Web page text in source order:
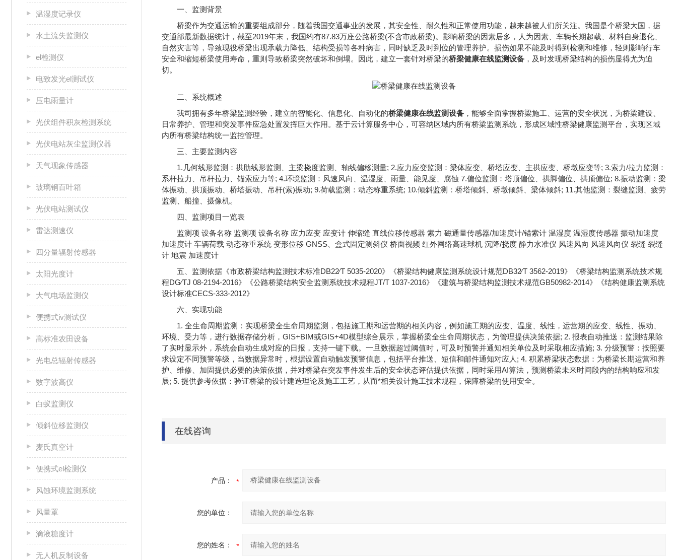
温湿度记录仪
水土流失监测仪
el检测仪
电致发光el测试仪
压电雨量计
光伏组件积灰检测系统
光伏电站灰尘监测仪器
天气现象传感器
玻璃钢百叶箱
光伏电站测试仪
雷达测速仪
四分量辐射传感器
太阳光度计
大气电场监测仪
便携式iv测试仪
高标准农田设备
光电总辐射传感器
数字波高仪
白蚁监测仪
倾斜位移监测仪
麦氏真空计
便携式el检测仪
风蚀环境监测系统
风量罩
滴液糖度计
无人机反制设备
一、监测背景
桥梁作为交通运输的重要组成部分，随着我国交通事业的发展，其安全性、耐久性和正常使用功能，越来越被人们所关注。我国是个桥梁大国，据
交通部最新数据统计，截至2019年末，我国约有87.83万座公路桥梁(不含市政桥梁)。影响桥梁的因素居多，人为因素、车辆长期超载、材料自身退化、
自然灾害等，导致现役桥梁出现承载力降低、结构受损等各种病害，同时缺乏及时到位的管理养护。损伤如果不能及时得到检测和维修，轻则影响行车
安全和缩短桥梁使用寿命，重则导致桥梁突然破坏和倒塌。因此，建立一套针对桥梁的桥梁健康在线监测设备 ，及时发现桥梁结构的损伤显得尤为迫
切。
二、系统概述
我司拥有多年桥梁监测经验，建立的智能化、信息化、自动化的桥梁健康在线监测设备 ，能够全面掌握桥梁施工、运营的安全状况，为桥梁建设、
日常养护、管理和突发事件应急处置发挥巨大作用。基于云计算服务中心，可容纳区域内所有桥梁监测系统，形成区域性桥梁健康监测平台，实现区域
内所有桥梁结构统一监控管理。
三、主要监测内容
1.几何线形监测：拱肋线形监测、主梁挠度监测、轴线偏移测量; 2.应力应变监测：梁体应变、桥塔应变、主拱应变、桥墩应变等; 3.索力/拉力监测：
系杆拉力、吊杆拉力、锚索应力等; 4.环境监测：风速风向、温湿度、雨量、能见度、腐蚀 7.偏位监测：塔顶偏位、拱脚偏位、拱顶偏位; 8.振动监测：梁
体振动、拱顶振动、桥塔振动、吊杆(索)振动; 9.荷载监测：动态称重系统; 10.倾斜监测：桥塔倾斜、桥墩倾斜、梁体倾斜; 11.其他监测：裂缝监测、疲劳
监测、船撞、摄像机。
四、监测项目一览表
监测项 设备名称 监测项 设备名称 应力应变 应变计 伸缩缝 直线位移传感器 索力 磁通量传感器/加速度计/锚索计 温湿度 温湿度传感器 振动加速度
加速度计 车辆荷载 动态称重系统 变形位移 GNSS、盒式固定测斜仪 桥面视频 红外网络高速球机 沉降/挠度 静力水准仪 风速风向 风速风向仪 裂缝 裂缝
计 地震 加速度计
五、监测依据《市政桥梁结构监测技术标准DB22∕T 5035-2020》《桥梁结构健康监测系统设计规范DB32∕T 3562-2019》《桥梁结构监测系统技术规
程DG∕TJ 08-2194-2016》《公路桥梁结构安全监测系统技术规程JT/T 1037-2016》《建筑与桥梁结构监测技术规范GB50982-2014》《结构健康监测系统
设计标准CECS-333-2012》
六、实现功能
1. 全生命周期监测：实现桥梁全生命周期监测，包括施工期和运营期的相关内容，例如施工期的应变、温度、线性，运营期的应变、线性、振动、
环境、受力等，进行数据存储分析，GIS+BIM或GIS+4D模型综合展示，掌握桥梁全生命周期状态，为管理提供决策依据; 2. 报表自动推送：监测结果除
了实时显示外，系统会自动生成对应的日报，支持一键下载。一旦数据超过阈值时，可及时预警并通知相关单位及时采取相应措施; 3. 分级预警：按照要
求设定不同预警等级，当数据异常时，根据设置自动触发预警信息，包括平台推送、短信和邮件通知对应人; 4. 积累桥梁状态数据：为桥梁长期运营和养
护、维修、加固提供必要的决策依据，并对桥梁在突发事件发生后的安全状态评估提供依据，同时采用AI算法，预测桥梁未来时间段内的结构响应和发
展; 5. 提供参考依据：验证桥梁的设计建造理论及施工工艺，从而*相关设计施工技术规程，保障桥梁的使用安全。
在线咨询
产品：
您的单位：
您的姓名：